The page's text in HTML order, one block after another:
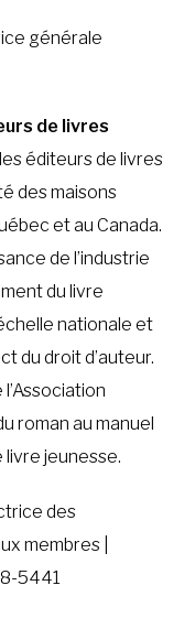
générale
de livres
éditeurs de livres
des maisons
et au Canada.
de l’industrie
du livre
nationale et
du droit d’auteur.
roman au manuel
livre jeunesse.
des
membres |
5441